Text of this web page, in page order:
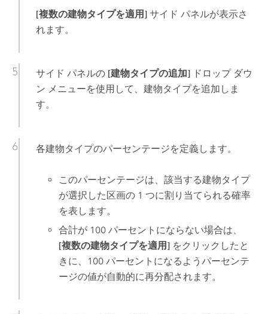
[複数の建物タイプを適用]サイド パネルが表示さ
れます。
サイド パネルの [建物タイプの追加]ドロップ ダウ
ン メニューを使用して、建物タイプを追加しま
す。
各建物タイプのパーセンテージを定義します。
このパーセンテージは、該当する建物タイプ
が選択した区画の 1 つに割り当てられる確率
を表します。
合計が 100 パーセントにならない場合は、
[複数の建物タイプを適用] をクリックしたと
きに、100 パーセントになるようパーセンテ
ージの値が自動的に再分配されます。